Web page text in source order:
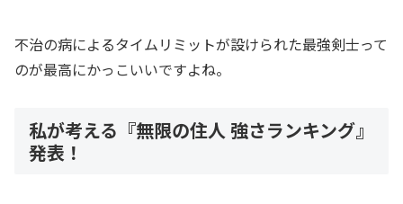
不治の病によるタイムリミットが設けられた最強剣士って
のが最高にかっこいいですよね。
私が考える『無限の住人 強さランキング』
発表！